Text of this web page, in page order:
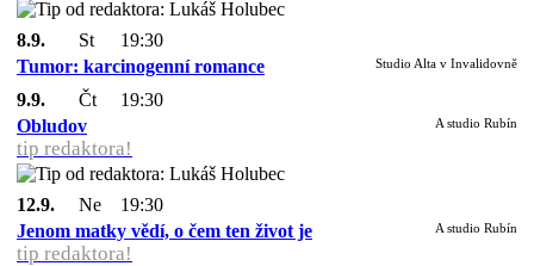
8.9. St
19:30
Tumor: karcinogenní romance
Studio Alta v Invalidovně
9.9. Čt
19:30
Obludov
tip redaktora!
A studio Rubín
12.9. Ne
19:30
Jenom matky vědí, o čem ten život je
tip redaktora!
A studio Rubín